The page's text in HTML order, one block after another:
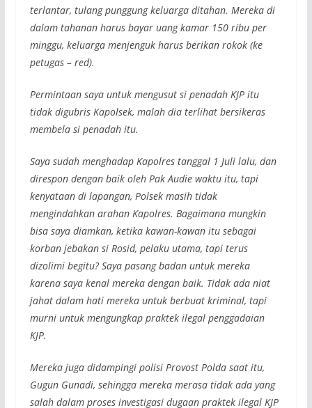
terlantar, tulang punggung keluarga ditahan. Mereka di
dalam tahanan harus bayar uang kamar 150 ribu per
minggu, keluarga menjenguk harus berikan rokok (ke
petugas – red).
Permintaan saya untuk mengusut si penadah KJP itu
tidak digubris Kapolsek, malah dia terlihat bersikeras
membela si penadah itu.
Saya sudah menghadap Kapolres tanggal 1 Juli lalu, dan
direspon dengan baik oleh Pak Audie waktu itu, tapi
kenyataan di lapangan, Polsek masih tidak
mengindahkan arahan Kapolres. Bagaimana mungkin
bisa saya diamkan, ketika kawan-kawan itu sebagai
korban jebakan si Rosid, pelaku utama, tapi terus
dizolimi begitu? Saya pasang badan untuk mereka
karena saya kenal mereka dengan baik. Tidak ada niat
jahat dalam hati mereka untuk berbuat kriminal, tapi
murni untuk mengungkap praktek ilegal penggadaian
KJP.
Mereka juga didampingi polisi Provost Polda saat itu,
Gugun Gunadi, sehingga mereka merasa tidak ada yang
salah dalam proses investigasi dugaan praktek ilegal KJP